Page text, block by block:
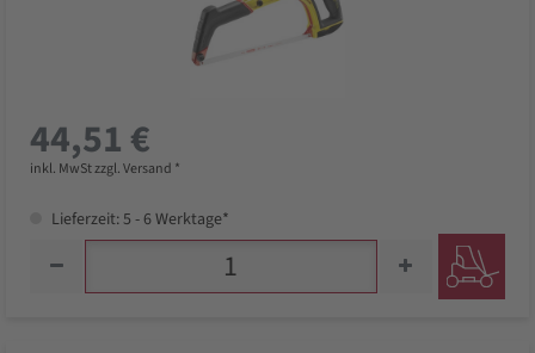
44,51 €
inkl. MwSt zzgl. Versand *
Lieferzeit: 5 - 6 Werktage*